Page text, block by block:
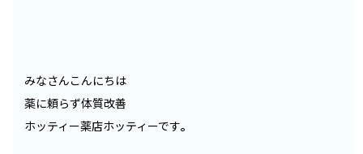
みなさんこんにちは
薬に頼らず体質改善
ホッティー薬店ホッティーです。